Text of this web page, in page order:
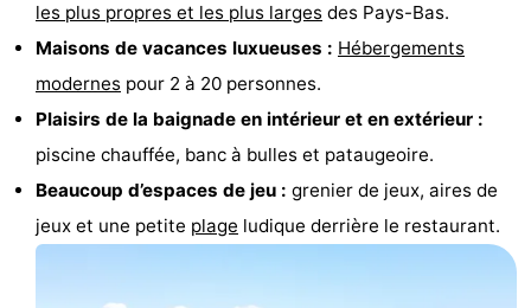
Équitation
-
de
Surfen
les plus propres et les plus larges des Pays-Bas.
Maisons de vacances luxueuses : Hébergements
modernes pour 2 à 20 personnes.
Plaisirs de la baignade en intérieur et en extérieur :
piscine chauffée, banc à bulles et pataugeoire.
Beaucoup d’espaces de jeu : grenier de jeux, aires de
jeux et une petite plage ludique derrière le restaurant.